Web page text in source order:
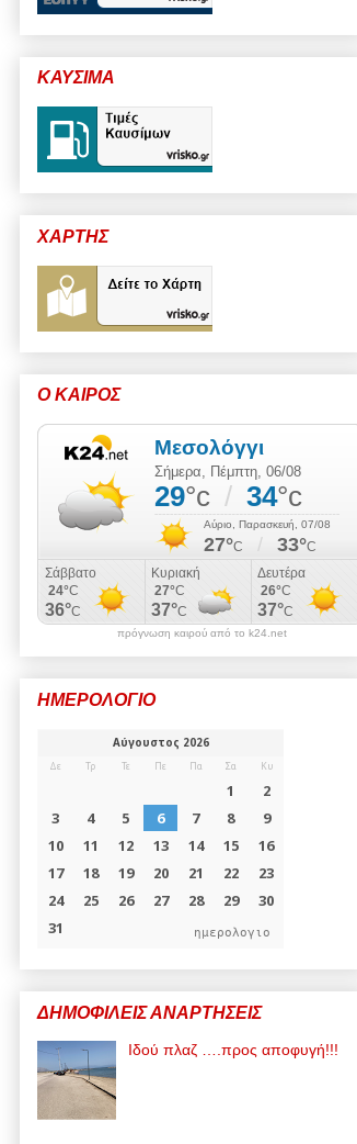
ΚΑΥΣΙΜΑ
ΧΑΡΤΗΣ
Ο ΚΑΙΡΟΣ
πρόγνωση καιρού από το k24.net
ΗΜΕΡΟΛΟΓΙΟ
ημερολογιο
ΔΗΜΟΦΙΛΕΙΣ ΑΝΑΡΤΗΣΕΙΣ
Ιδού πλαζ ….προς αποφυγή!!!